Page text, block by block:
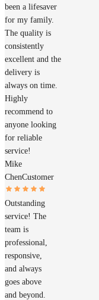
been a lifesaver
for my family.
The quality is
consistently
excellent and the
delivery is
always on time.
Highly
recommend to
anyone looking
for reliable
service!
Mike
ChenCustomer
Outstanding
service! The
team is
professional,
responsive,
and always
goes above
and beyond.